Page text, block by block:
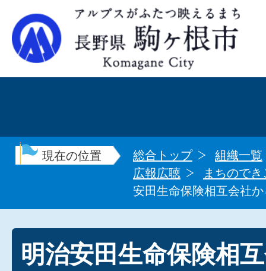
現在の位置 総合トップ
組織一覧
広報広聴
まちのでき
安田生命保険相互会社
明治安田生命保険相